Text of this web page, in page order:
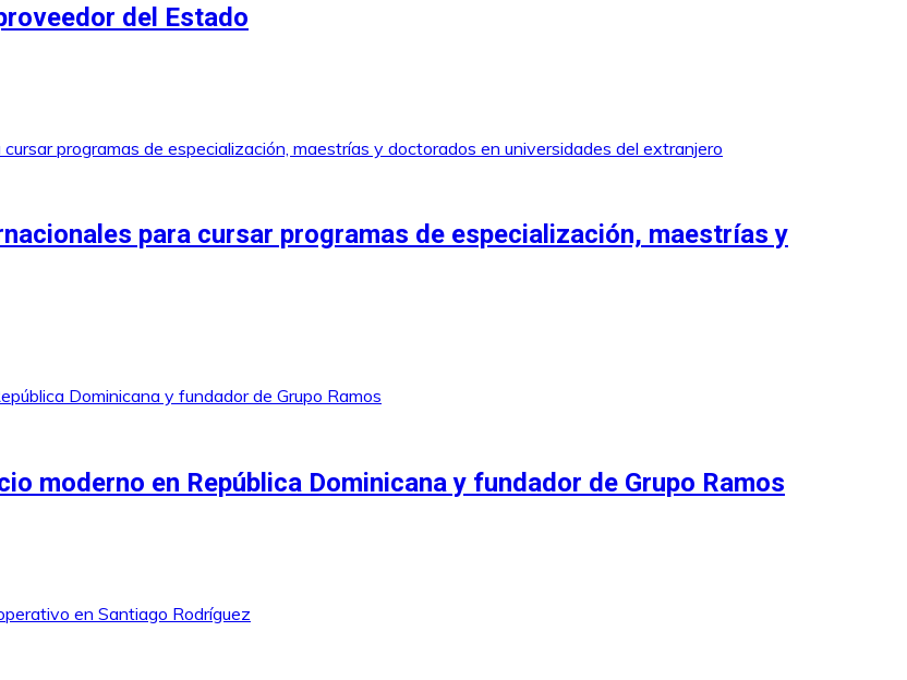
del Estado
para cursar programas de especialización, maestrías y
moderno en República Dominicana y fundador de Grupo Ramos